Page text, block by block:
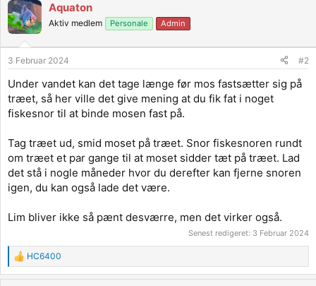
Aquaton
Aktiv medlem Personale Admin
3 Februar 2024 #2
Under vandet kan det tage længe før mos fastsætter sig på
træet, så her ville det give mening at du fik fat i noget
fiskesnor til at binde mosen fast på.
Tag træet ud, smid moset på træet. Snor fiskesnoren rundt
om træet et par gange til at moset sidder tæt på træet. Lad
det stå i nogle måneder hvor du derefter kan fjerne snoren
igen, du kan også lade det være.
Lim bliver ikke så pænt desværre, men det virker også.
Senest redigeret: 3 Februar 2024
R
e
HC6400